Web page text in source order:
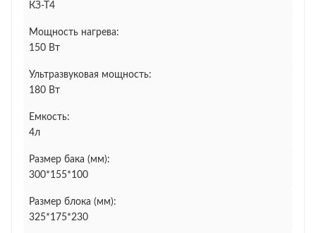
КЗ-Т4
Мощность нагрева:
150 Вт
Ультразвуковая мощность:
180 Вт
Емкость:
4л
Размер бака (мм):
300*155*100
Размер блока (мм):
325*175*230